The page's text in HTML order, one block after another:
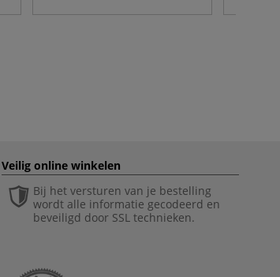
Veilig online winkelen
Bij het versturen van je bestelling
wordt alle informatie gecodeerd en
beveiligd door SSL technieken.